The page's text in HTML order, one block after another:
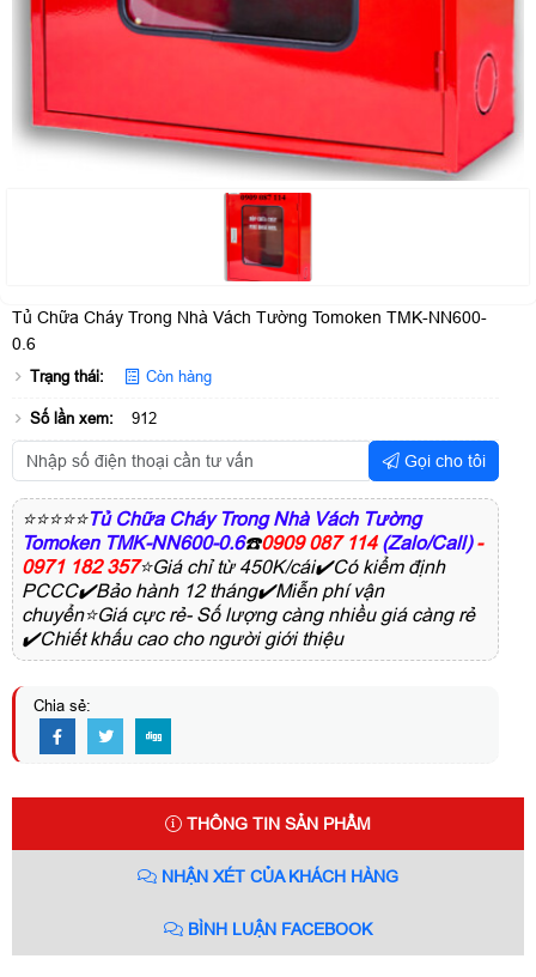
Tủ Chữa Cháy Trong Nhà Vách Tường Tomoken TMK-NN600-
0.6
Trạng thái: Còn hàng
Số lần xem: 912
Gọi cho tôi
⭐⭐⭐⭐⭐Tủ Chữa Cháy Trong Nhà Vách Tường
Tomoken TMK-NN600-0.6☎️0909 087 114(Zalo/Call) -
0971 182 357⭐Giá chỉ từ 450K/cái✔️Có kiểm định
PCCC✔️Bảo hành 12 tháng✔️Miễn phí vận
chuyển⭐Giá cực rẻ- Số lượng càng nhiều giá càng rẻ
✔️Chiết khấu cao cho người giới thiệu
Chia sẻ:
THÔNG TIN SẢN PHẨM
NHẬN XÉT CỦA KHÁCH HÀNG
BÌNH LUẬN FACEBOOK